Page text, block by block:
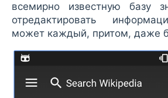
всемирно известную базу
отредактировать
может каждый, притом, даже